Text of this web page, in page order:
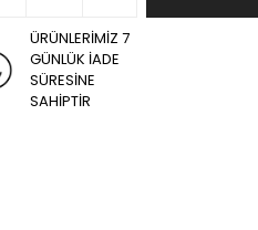
ÜRÜNLERİMİZ 7
GÜNLÜK İADE
SÜRESİNE
SAHİPTİR